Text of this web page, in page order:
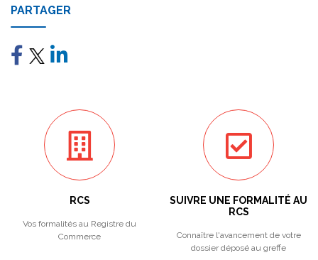
PARTAGER
RCS
Vos formalités au Registre du
Commerce
SUIVRE UNE FORMALITÉ AU
RCS
Connaître l'avancement de votre
dossier déposé au greffe